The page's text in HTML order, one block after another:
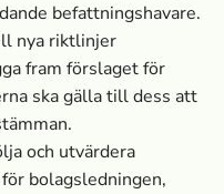
befattningshavare.
nya riktlinjer
fram förslaget för
ska gälla till dess att
och utvärdera
bolagsledningen,